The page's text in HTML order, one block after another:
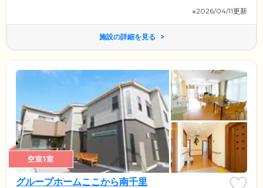
※2026/04/11更新
施設の詳細を見る
空室1室
グループホームここから南千里